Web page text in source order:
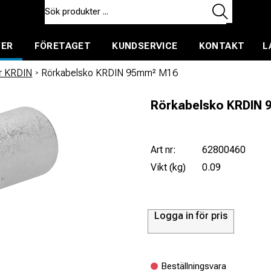
FÖRETAGET KUNDSERVICE KONTAKT
KRDIN / Rörkabelsko KRDIN 95mm² M16
Rörkabelsko KRDIN
Art nr:
62800460
Vikt (kg)
0.09
Logga in för pris
Beställningsvara